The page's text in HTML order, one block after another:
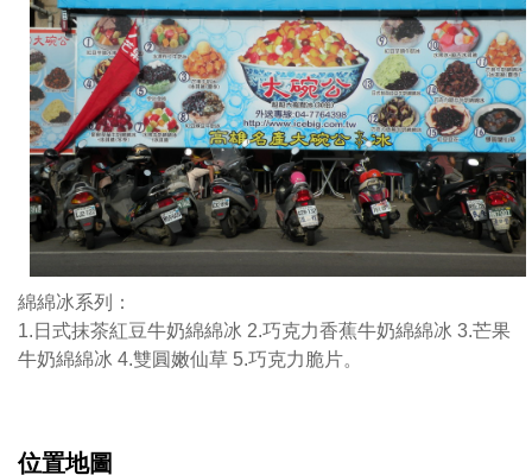
奶
綿
綿
冰
3.
芒
果
牛
奶
綿
綿
冰
圓
綿綿冰系列：
1.日式抹茶紅豆牛奶綿綿冰 2.巧克力香蕉牛奶綿綿冰 3.芒果
牛奶綿綿冰 4.雙圓嫩仙草 5.巧克力脆片。
位置地圖